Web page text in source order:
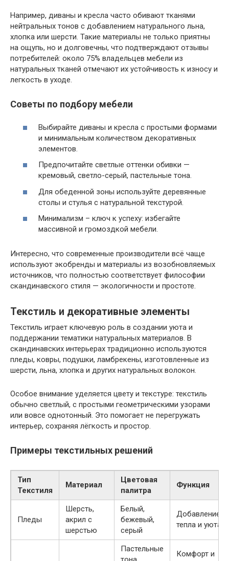
Например, диваны и кресла часто обивают тканями
нейтральных тонов с добавлением натурального льна,
хлопка или шерсти. Такие материалы не только приятны
на ощупь, но и долговечны, что подтверждают отзывы
потребителей: около 75% владельцев мебели из
натуральных тканей отмечают их устойчивость к износу и
легкость в уходе.
Советы по подбору мебели
Выбирайте диваны и кресла с простыми формами
и минимальным количеством декоративных
элементов.
Предпочитайте светлые оттенки обивки —
кремовый, светло-серый, пастельные тона.
Для обеденной зоны используйте деревянные
столы и стулья с натуральной текстурой.
Минимализм – ключ к успеху: избегайте
массивной и громоздкой мебели.
Интересно, что современные производители всё чаще
используют экобренды и материалы из возобновляемых
источников, что полностью соответствует философии
скандинавского стиля — экологичности и простоте.
Текстиль и декоративные элементы
Текстиль играет ключевую роль в создании уюта и
поддержании тематики натуральных материалов. В
скандинавских интерьерах традиционно используются
пледы, ковры, подушки, ламбрекены, изготовленные из
шерсти, льна, хлопка и других натуральных волокон.
Особое внимание уделяется цвету и текстуре: текстиль
обычно светлый, с простыми геометрическими узорами
или вовсе однотонный. Это помогает не перегружать
интерьер, сохраняя лёгкость и простор.
Примеры текстильных решений
Тип
Текстиля
Материал
Цветовая
палитра
Функция
Пледы
Шерсть,
акрил с
шерстью
Белый,
бежевый,
серый
Добавление
тепла и уюта
Пастельные
Комфорт и